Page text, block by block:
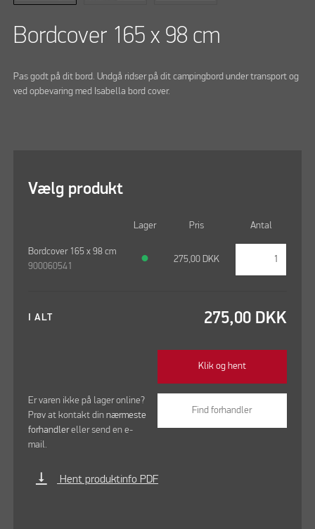
Bordcover 165 x 98 cm
Pas godt på dit bord. Undgå ridser på dit campingbord under transport og
ved opbevaring med Isabella bord cover.
Vælg produkt
Lager Pris Antal
Bordcover 165 x 98 cm
900060541
● 275,00 DKK
I ALT 275,00 DKK
Klik og hent
Er varen ikke på lager online?
Prøv at kontakt dinnærmeste
forhandlereller send en e-
mail.
Find forhandler
vertical_align_bottom Hent produktinfo PDF